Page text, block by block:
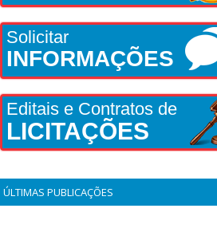
Solicitar
INFORMAÇÕES
Editais e Contratos de
LICITAÇÕES
ÚLTIMAS PUBLICAÇÕES